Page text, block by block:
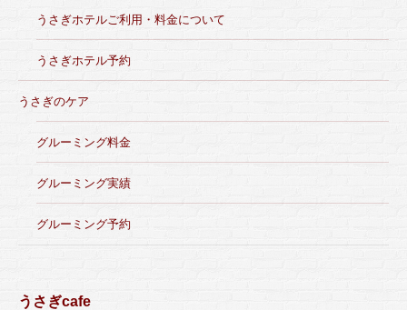
うさぎホテルご利用・料金について
うさぎホテル予約
うさぎのケア
グルーミング料金
グルーミング実績
グルーミング予約
うさぎcafe